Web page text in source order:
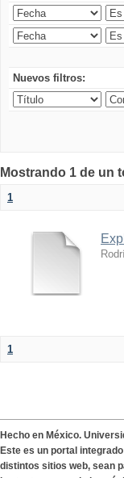
Nuevos filtros:
Mostrando 1 de un
1
1
Hecho en México.
Este es un portal
distintos sitios web, sean